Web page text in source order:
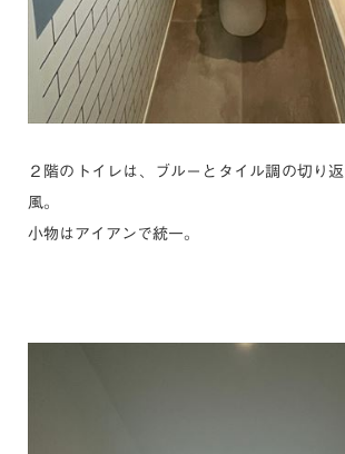
２階のトイレは、ブルーとタイル調の切り
風。
小物はアイアンで統一。